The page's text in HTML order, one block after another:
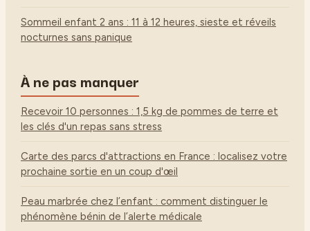
Sommeil enfant 2 ans : 11 à 12 heures, sieste et réveils
nocturnes sans panique
À ne pas manquer
Recevoir 10 personnes : 1,5 kg de pommes de terre et
les clés d'un repas sans stress
Carte des parcs d'attractions en France : localisez votre
prochaine sortie en un coup d'œil
Peau marbrée chez l’enfant : comment distinguer le
phénomène bénin de l’alerte médicale